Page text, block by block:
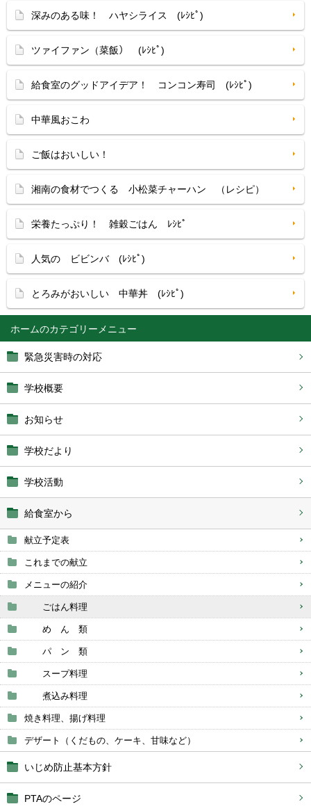
ホーム
緊急災害時の対応
学校概要
お知らせ
学校だより
学校活動
給食室から
献立予定表
これまでの献立
メニューの紹介
ごはん料理
め ん 類
パ ン 類
スープ料理
煮込み料理
焼き料理、揚げ料理
デザート（くだもの、ケーキ、甘味など）
いじめ防止基本方針
PTAのページ
深みのある味！ ハヤシライス (ﾚｼﾋﾟ)
ツァイファン（菜飯） (ﾚｼﾋﾟ)
給食室のグッドアイデア！ コンコン寿司 (ﾚｼﾋﾟ)
中華風おこわ
ご飯はおいしい！
湘南の食材でつくる 小松菜チャーハン （レシピ）
栄養たっぷり！ 雑穀ごはん ﾚｼﾋﾟ
人気の ビビンバ (ﾚｼﾋﾟ)
とろみがおいしい 中華丼 (ﾚｼﾋﾟ)